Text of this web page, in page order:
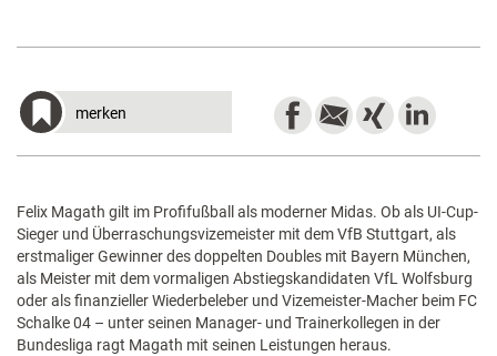
merken
Felix Magath gilt im Profifußball als moderner Midas. Ob als UI-Cup-
Sieger und Überraschungsvizemeister mit dem VfB Stuttgart, als
erstmaliger Gewinner des doppelten Doubles mit Bayern München,
als Meister mit dem vormaligen Abstiegskandidaten VfL Wolfsburg
oder als finanzieller Wiederbeleber und Vizemeister-Macher beim FC
Schalke 04 – unter seinen Manager- und Trainerkollegen in der
Bundesliga ragt Magath mit seinen Leistungen heraus.